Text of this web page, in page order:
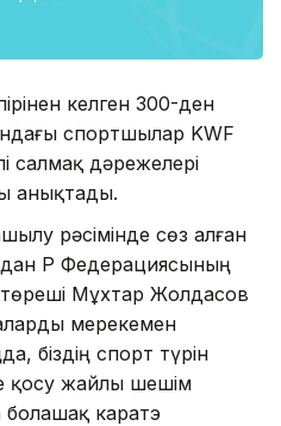
келген 300-ден
спортшылар KWF
салмақ дәрежелері
анықтады.
рәсімінде сөз алған
ҚР Федерациясының
Мұхтар Жолдасов
мерекемен
біздің спорт түрін
қосу жайлы шешім
каратэ